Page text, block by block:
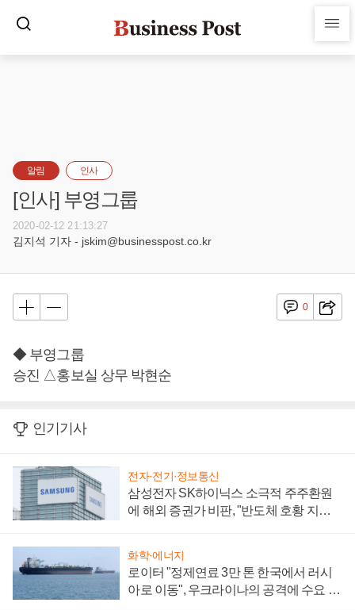
알림 인사
[인사] 부영그룹
2020-02-12 21:13:27
김지석 기자 - jskim@businesspost.co.kr
0
◆ 부영그룹
승진 △홍보실 상무 박현순
인기기사
전자·전기·정보통신
삼성전자 SK하이닉스 소극적 주주환원
에 해외 증권가 비판, "반도체 호황 지속
화학·에너지
로이터 "정제연료 3만 톤 한국에서 러시
아로 이동", 우크라이나의 공격에 수요 늘